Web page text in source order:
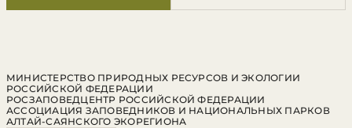
МИНИСТЕРСТВО ПРИРОДНЫХ РЕСУРСОВ И ЭКОЛОГИИ
РОССИЙСКОЙ ФЕДЕРАЦИИ
РОСЗАПОВЕДЦЕНТР РОССИЙСКОЙ ФЕДЕРАЦИИ
АССОЦИАЦИЯ ЗАПОВЕДНИКОВ И НАЦИОНАЛЬНЫХ ПАРКОВ
АЛТАЙ-САЯНСКОГО ЭКОРЕГИОНА